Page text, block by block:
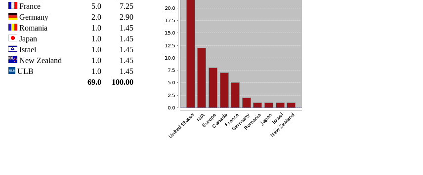
France
5.0
7.25
Germany
2.0
2.90
Romania
1.0
1.45
Japan
1.0
1.45
Israel
1.0
1.45
New Zealand
1.0
1.45
ULB
1.0
1.45
69.0
100.00